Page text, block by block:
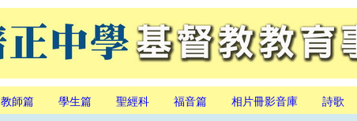
教師篇 學生篇 聖經科 福音篇 相片冊影音庫 詩歌